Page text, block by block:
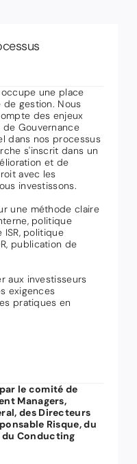
une place
gestion. Nous
des enjeux
de Gouvernance
dans nos processus
s'inscrit dans un
et de
avec les
investissons.
une méthode claire
politique
politique
publication de
aux investisseurs
exigences
pratiques en
le comité de
Managers,
des Directeurs
Risque, du
du Conducting